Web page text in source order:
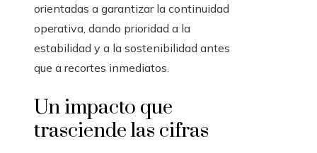
orientadas a garantizar la continuidad
operativa, dando prioridad a la
estabilidad y a la sostenibilidad antes
que a recortes inmediatos.
Un impacto que
trasciende las cifras